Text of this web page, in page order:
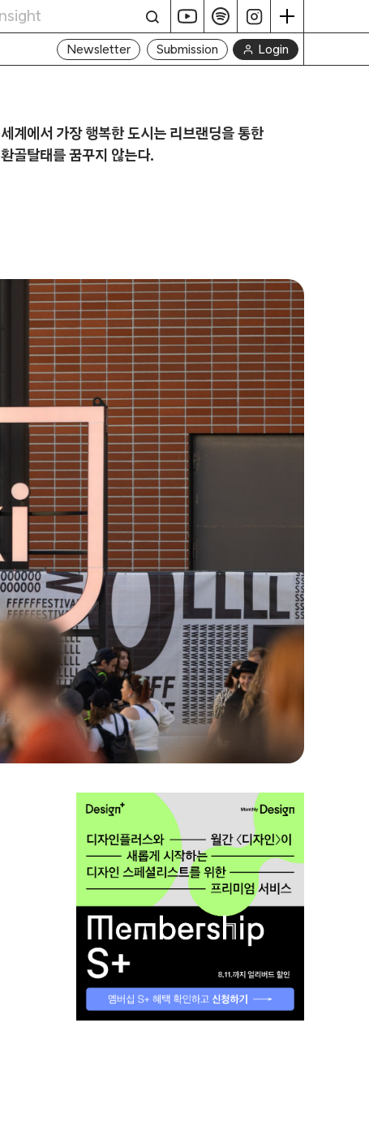
Newsletter Submission Login
세계에서 가장 행복한 도시는 리브랜딩을 통한
환골탈태를 꿈꾸지 않는다.